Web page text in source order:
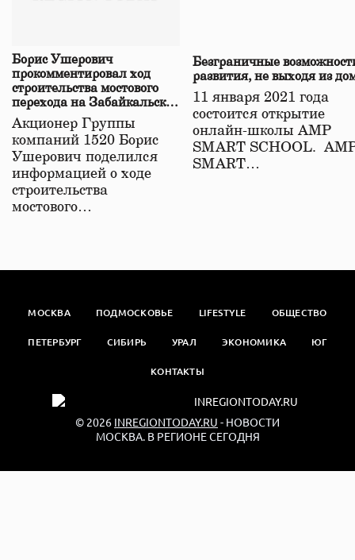
Борис Ушерович
прокомментировал ход
строительства мостового
перехода на Забайкальской
железной дороге
Акционер Группы
компаний 1520 Борис
Ушерович поделился
информацией о ходе
строительства
мостового…
Безграничные
развития, не выходя из
11 января 2021 года
состоится открытие
онлайн-школы АМР
SMART SCHOOL.
SMART…
МОСКВА ПОДМОСКОВЬЕ LIFESTYLE ОБЩЕСТВО
ПЕТЕРБУРГ СИБИРЬ УРАЛ ЭКОНОМИКА ЮГ
КОНТАКТЫ
© 2026 INREGIONTODAY.RU - НОВОСТИ
МОСКВА. В РЕГИОНЕ СЕГОДНЯ